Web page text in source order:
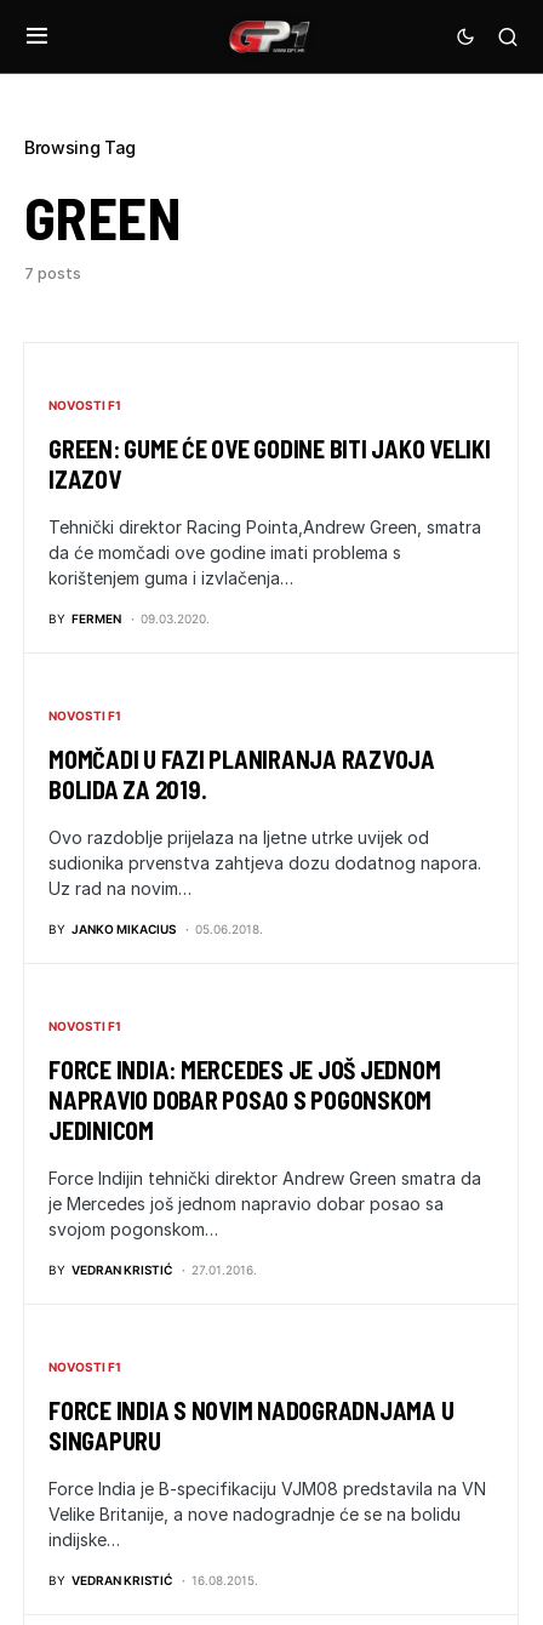
Browsing Tag
GREEN
7 posts
NOVOSTI F1
GREEN: GUME ĆE OVE GODINE BITI JAKO VELIKI
IZAZOV
Tehnički direktor Racing Pointa,Andrew Green, smatra
da će momčadi ove godine imati problema s
korištenjem guma i izvlačenja…
BY FERMEN 09.03.2020.
NOVOSTI F1
MOMČADI U FAZI PLANIRANJA RAZVOJA
BOLIDA ZA 2019.
Ovo razdoblje prijelaza na ljetne utrke uvijek od
sudionika prvenstva zahtjeva dozu dodatnog napora.
Uz rad na novim…
BY JANKO MIKACIUS 05.06.2018.
NOVOSTI F1
FORCE INDIA: MERCEDES JE JOŠ JEDNOM
NAPRAVIO DOBAR POSAO S POGONSKOM
JEDINICOM
Force Indijin tehnički direktor Andrew Green smatra da
je Mercedes još jednom napravio dobar posao sa
svojom pogonskom…
BY VEDRAN KRISTIĆ 27.01.2016.
NOVOSTI F1
FORCE INDIA S NOVIM NADOGRADNJAMA U
SINGAPURU
Force India je B-specifikaciju VJM08 predstavila na VN
Velike Britanije, a nove nadogradnje će se na bolidu
indijske…
BY VEDRAN KRISTIĆ 16.08.2015.